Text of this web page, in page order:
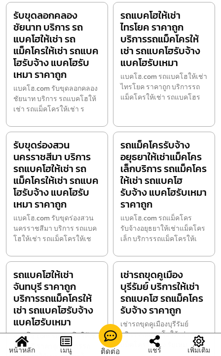
รับขุดลอกคลอง
ชัยนาท บริการ รถ
แบคโฮให้เช่า รถ
แม็คโครให้เช่า รถแบค
โฮรับจ้าง แบคโฮรับ
เหมา ราคาถูก
แบคโฮ.com รับขุดลอกคลอง
ชัยนาท บริการ รถแบคโฮให้
เช่า รถแม็คโครให้เช่า ร
รถแบคโฮให้เช่า
ไทรโยค ราคาถูก
บริการรถแม็คโครให้
เช่า รถแบคโฮรับจ้าง
แบคโฮรับเหมา
แบคโฮ.com รถแบคโฮให้เช่า
ไทรโยค ราคาถูก บริการรถ
แม็คโครให้เช่า รถแบคโฮร
รับขุดร่องสวน
นครราชสีมา บริการ
รถแบคโฮให้เช่า รถ
แม็คโครให้เช่า รถแบค
โฮรับจ้าง แบคโฮรับ
เหมา ราคาถูก
แบคโฮ.com รับขุดร่องสวน
นครราชสีมา บริการ รถแบค
โฮให้เช่า รถแม็คโครให้เช
รถแม็คโครรับจ้าง
อยุธยาให้เช่าแม็คโคร
เล็กบริการ รถแม็คโคร
ให้เช่า รถแบคโฮ
รับจ้าง แบคโฮรับเหมา
ราคาถูก
แบคโฮ.com รถแม็คโคร
รับจ้างอยุธยาให้เช่าแม็คโคร
เล็ก บริการรถแม็คโครให้เ
รถแบคโฮให้เช่า
จันทบุรี ราคาถูก
บริการรถแม็คโครให้
เช่า รถแบคโฮรับจ้าง
แบคโฮรับเหมา
แบคโฮ.com รถแบคโฮให้เช่า
จันทบุรี ราคาถูก บริการรถ
เช่ารถขุดคูเมือง
บุรีรัมย์ บริการให้เช่า
รถแบคโฮ รถแม็คโคร
รับจ้าง ราคาถูก
เช่ารถขุดคูเมืองบุรีรัมย์
บริการรถแบคโฮให้เช่า รถ
แม็คโครรับจ้าง รับเหม
หน้าหลัก เมนู ติดต่อ แชร์ เพิ่มเติม